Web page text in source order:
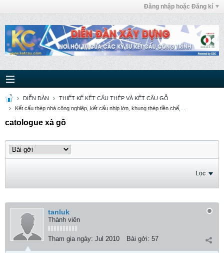
Đăng nhập hoặc Đăng kí
DIỄN ĐÀN
THIẾT KẾ KẾT CẤU THÉP VÀ KẾT CẤU GỖ
Kết cấu thép nhà công nghiệp, kết cấu nhịp lớn, khung thép tiền chế,...
catologue xà gồ
Lọc
tanluk
Thành viên
Tham gia ngày: Jul 2010 Bài gởi: 57